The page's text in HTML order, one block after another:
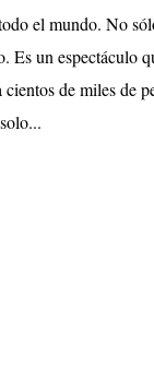
el mundo. No
Es un espectáculo
de miles de